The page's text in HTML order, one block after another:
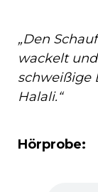
„Den
wackelt
schweißige
Halali.“
Hörprobe: